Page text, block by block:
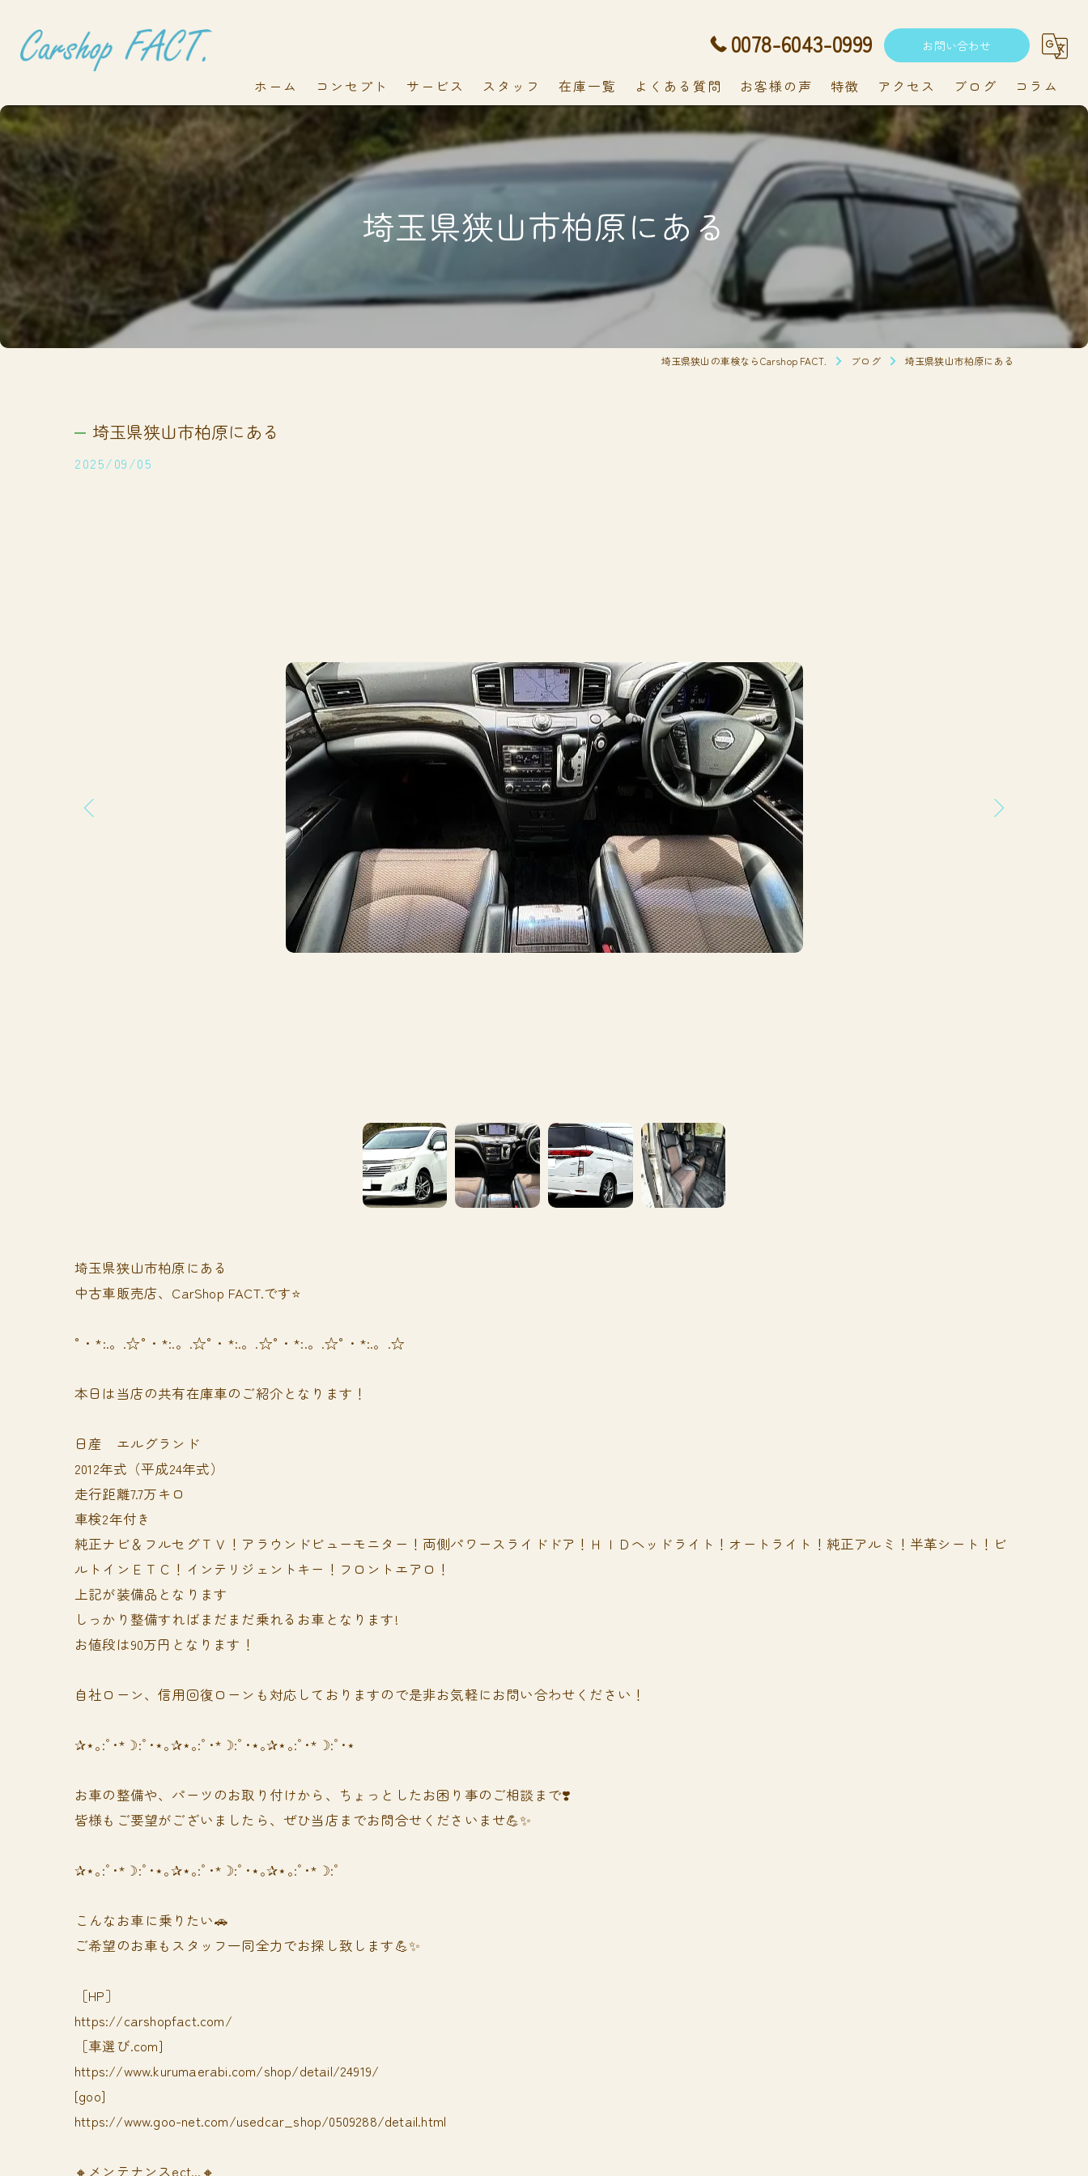
0078-6043-0999 お問い合わせ
ホーム コンセプト サービス スタッフ 在庫一覧 よくある質問 お客様の声 特徴
中古車
軽自動車
新車
持ち込み
メンテナンス
アクセス ブログ コラム
埼玉県狭山市柏原にある
埼玉県狭山の車検ならCarshop FACT. ブログ 埼玉県狭山市柏原にある
埼玉県狭山市柏原にある
2025/09/05
埼玉県狭山市柏原にある
中古車販売店、CarShop FACT.です⭐️
°・*:.。.☆°・*:.。.☆°・*:.。.☆°・*:.。.☆°・*:.。.☆
本日は当店の共有在庫車のご紹介となります！
日産 エルグランド
2012年式（平成24年式）
走行距離7.7万キロ
車検2年付き
純正ナビ＆フルセグＴＶ！アラウンドビューモニター！両側パワースライドドア！ＨＩＤヘッドライト！オートライト！純正アルミ！半革シート！ビ
ルトインＥＴＣ！インテリジェントキー！フロントエアロ！
上記が装備品となります
しっかり整備すればまだまだ乗れるお車となります!
お値段は90万円となります！
自社ローン、信用回復ローンも対応しておりますので是非お気軽にお問い合わせください！
✰⋆｡:ﾟ･*☽:ﾟ･⋆｡✰⋆｡:ﾟ･*☽:ﾟ･⋆｡✰⋆｡:ﾟ･*☽:ﾟ･⋆
お車の整備や、パーツのお取り付けから、ちょっとしたお困り事のご相談まで❣️
皆様もご要望がございましたら、ぜひ当店までお問合せくださいませ💪✨
✰⋆｡:ﾟ･*☽:ﾟ･⋆｡✰⋆｡:ﾟ･*☽:ﾟ･⋆｡✰⋆｡:ﾟ･*☽:ﾟ
⁡⁡⁡こんなお車に乗りたい🚗
ご希望のお車もスタッフ一同全力でお探し致します💪✨
［HP］
https://carshopfact.com/
［車選び.com]
https://www.kurumaerabi.com/shop/detail/24919/
[goo]
https://www.goo-net.com/usedcar_shop/0509288/detail.html
🔸メンテナンスect...🔸